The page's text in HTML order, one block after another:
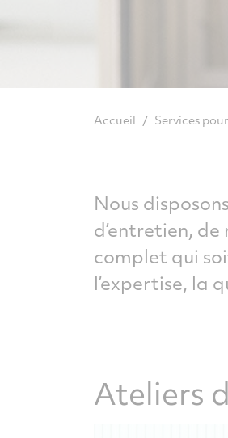
Accueil / Services
Nous
d’entretien,
complet qui
l’expertise, la
Ateliers